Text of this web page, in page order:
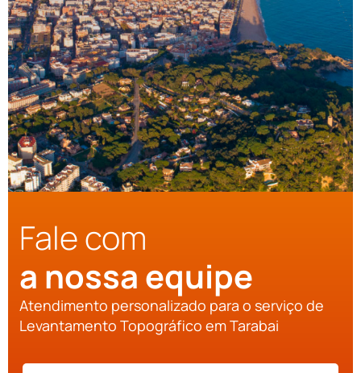
Fale com
a nossa equipe
Atendimento personalizado para o serviço de
Levantamento Topográfico em Tarabai